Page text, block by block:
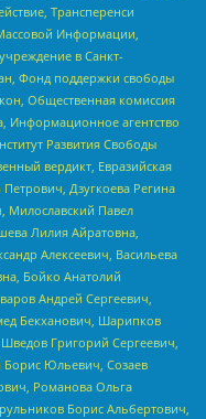
Трансперенси
Информации,
в Санкт-
Фонд поддержки свободы
Общественная комиссия
Информационное агентство
Развития Свободы
вердикт, Евразийская
Дзугкоева Регина
Милославский Павел
Лилия Айратовна,
Алексеевич, Васильева
Бойко Анатолий
Андрей Сергеевич,
Бекханович, Шарипков
Григорий Сергеевич,
Борис Юльевич, Созаев
Романова Ольга
Борис Альбертович,